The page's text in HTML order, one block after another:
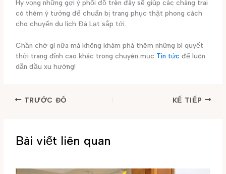
Hy vọng những gợi ý phối đồ trên đây sẽ giúp các chàng trai
có thêm ý tưởng để chuẩn bị trang phục thật phong cách
cho chuyến du lịch Đà Lạt sắp tới.
Chần chờ gì nữa mà không khám phá thêm những bí quyết
thời trang đỉnh cao khác trong chuyên mục Tin tức để luôn
dẫn đầu xu hướng!
TRƯỚC ĐÓ KẾ TIẾP
Bài viết liên quan